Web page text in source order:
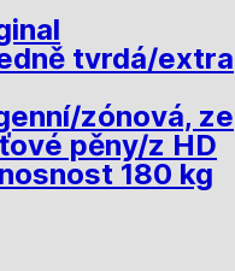
tvrdá/extra
zónová, ze
pěny/z HD
180 kg